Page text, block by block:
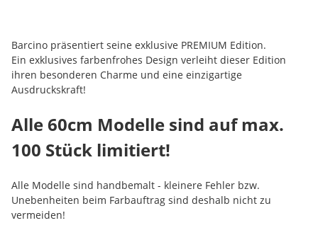
Barcino präsentiert seine exklusive PREMIUM Edition.
Ein exklusives farbenfrohes Design verleiht dieser Edition
ihren besonderen Charme und eine einzigartige
Ausdruckskraft!
Alle 60cm Modelle sind auf max.
100 Stück limitiert!
Alle Modelle sind handbemalt - kleinere Fehler bzw.
Unebenheiten beim Farbauftrag sind deshalb nicht zu
vermeiden!